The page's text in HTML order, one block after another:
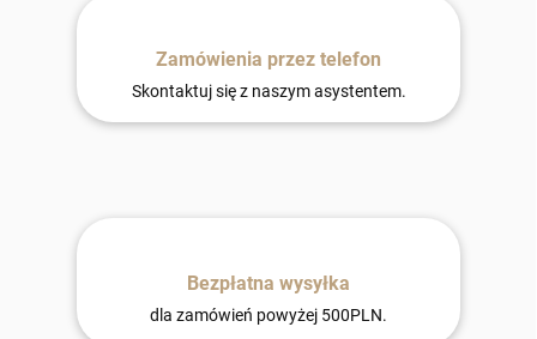
Zamówienia przez telefon
Skontaktuj się z naszym asystentem.
Bezpłatna wysyłka
dla zamówień powyżej 500PLN.